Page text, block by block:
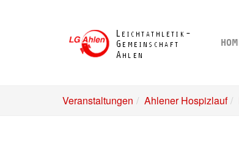
Veranstaltungen Ahlener Hospizlauf